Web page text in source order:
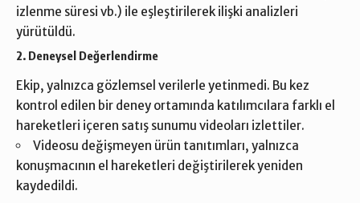
izlenme süresi vb.) ile eşleştirilerek ilişki analizleri
yürütüldü.
2. Deneysel Değerlendirme
Ekip, yalnızca gözlemsel verilerle yetinmedi. Bu kez
kontrol edilen bir deney ortamında katılımcılara farklı el
hareketleri içeren satış sunumu videoları izlettiler.
Videosu değişmeyen ürün tanıtımları, yalnızca
konuşmacının el hareketleri değiştirilerek yeniden
kaydedildi.